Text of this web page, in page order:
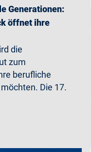
Generationen:
öffnet ihre
die
zum
berufliche
Die 17.